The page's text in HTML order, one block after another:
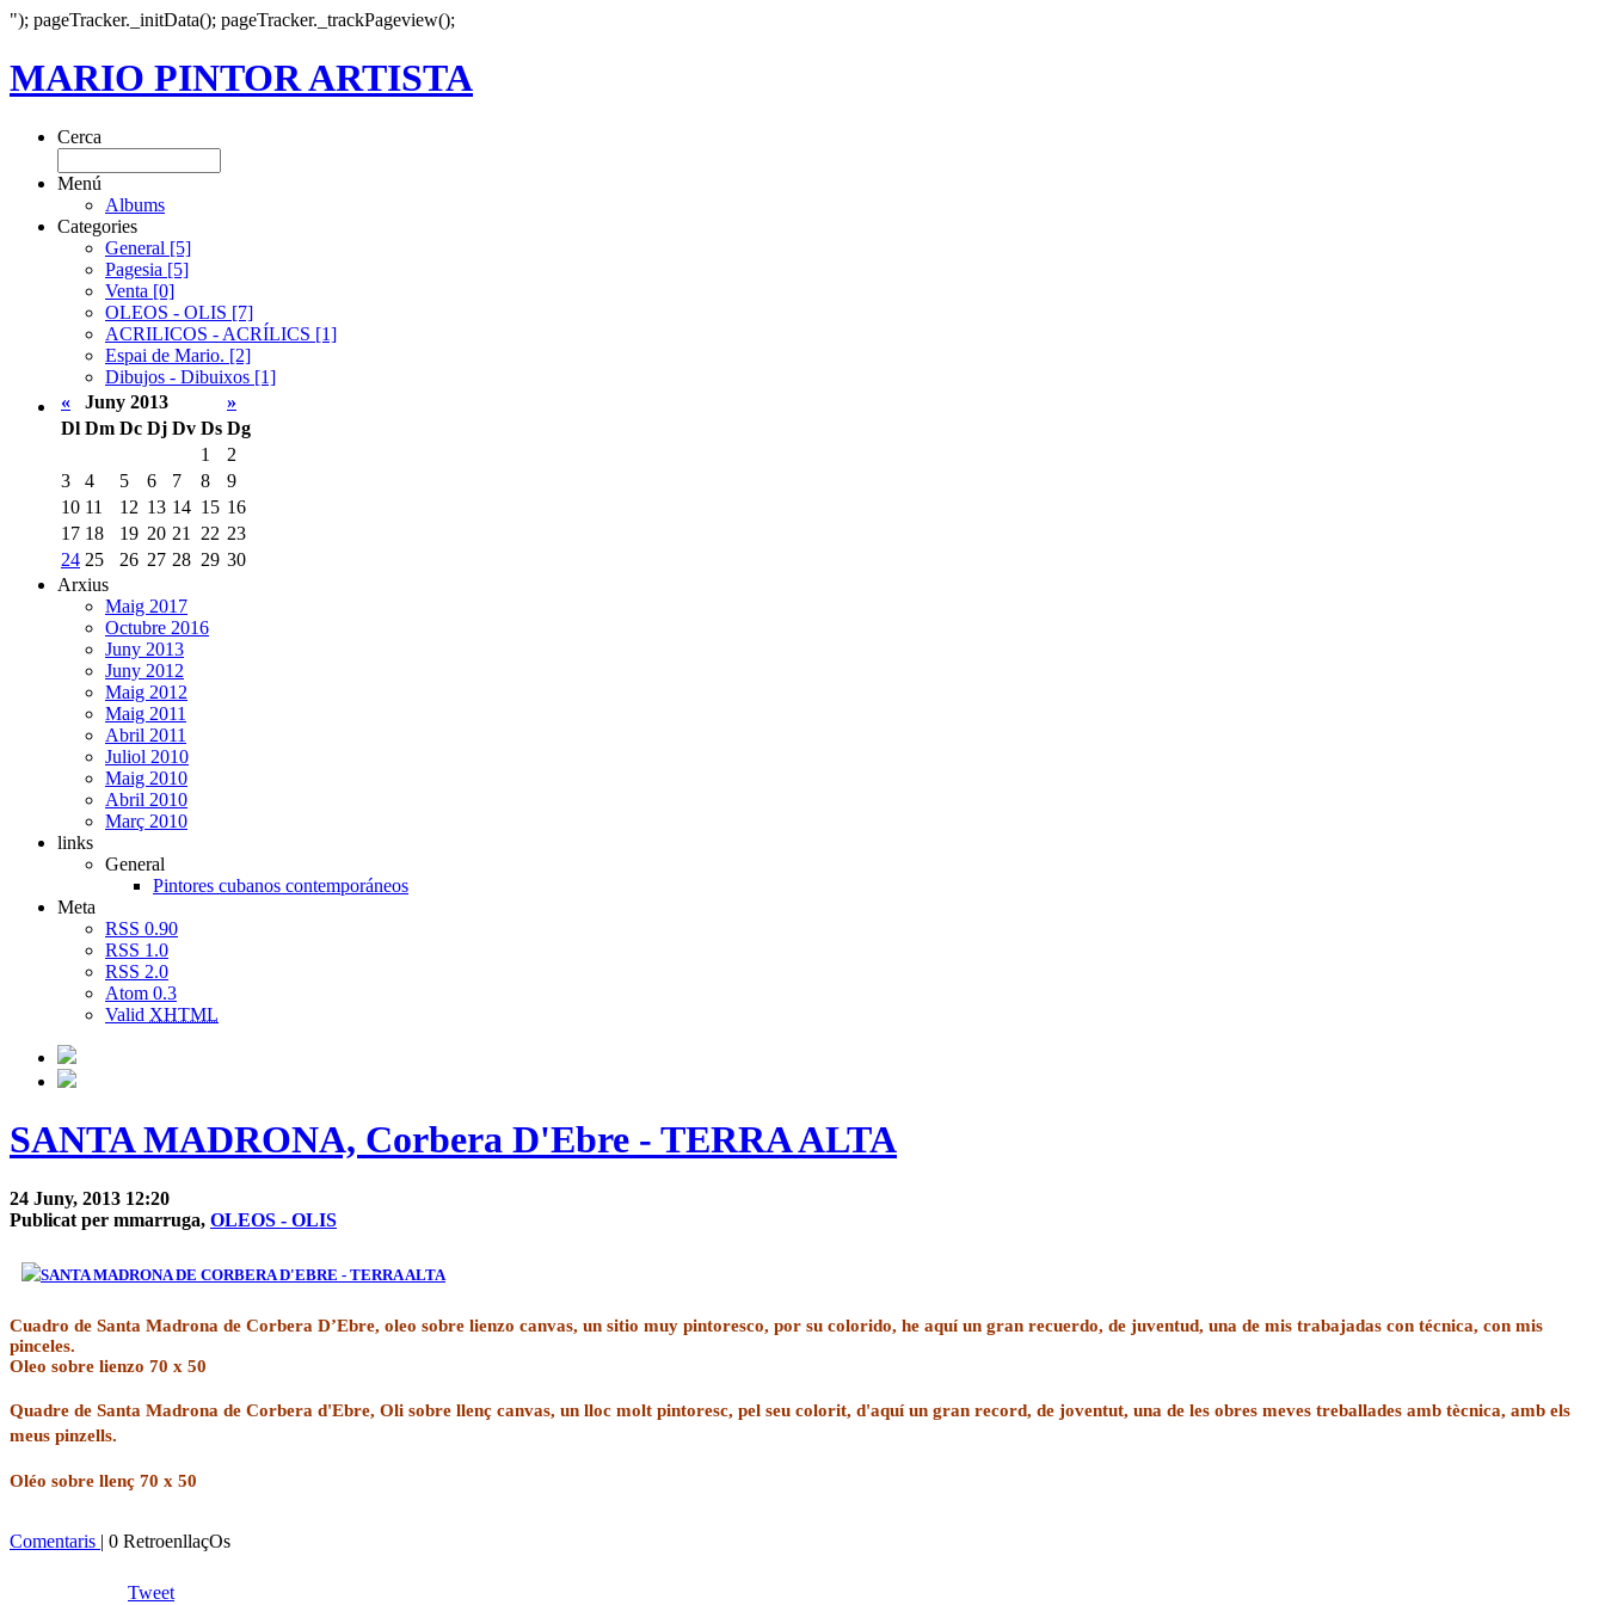
"); pageTracker._initData(); pageTracker._trackPageview();
MARIO PINTOR ARTISTA
Cerca
Menú
Albums
Categories
General [5]
Pagesia [5]
Venta [0]
OLEOS - OLIS [7]
ACRILICOS - ACRÍLICS [1]
Espai de Mario. [2]
Dibujos - Dibuixos [1]
«
Juny 2013
»
Dl Dm Dc Dj Dv Ds Dg
1
2
3
4 5 6 7 8
9
10 11 12 13 14 15 16
17 18 19 20 21 22 23
24 25 26 27 28 29 30
Arxius
Maig 2017
Octubre 2016
Juny 2013
Juny 2012
Maig 2012
Maig 2011
Abril 2011
Juliol 2010
Maig 2010
Abril 2010
Març 2010
links
General
Pintores cubanos contemporáneos
Meta
RSS 0.90
RSS 1.0
RSS 2.0
Atom 0.3
Valid XHTML
SANTA MADRONA, Corbera D'Ebre - TERRA ALTA
24 Juny, 2013 12:20
Publicat per mmarruga, OLEOS - OLIS
Cuadro de Santa Madrona de Corbera D’Ebre, oleo sobre lienzo canvas, un sitio muy pintoresco, por su colorido, he aquí un gran recuerdo, de juventud, una de mis trabajadas con técnica, con mis
pinceles.
Oleo sobre lienzo 70 x 50
Quadre de Santa Madrona de Corbera d'Ebre, Oli sobre llenç canvas, un lloc molt pintoresc, pel seu colorit, d'aquí un gran record, de joventut, una de les obres meves treballades amb tècnica, amb els
meus pinzells.
Oléo sobre llenç 70 x 50
Comentaris | 0 RetroenllaçOs
Tweet